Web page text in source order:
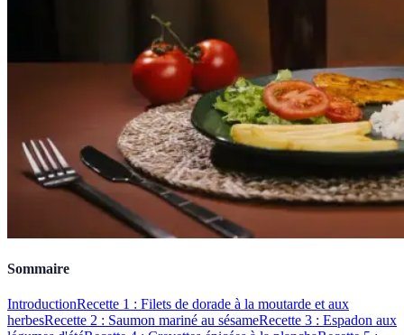
Sommaire
IntroductionRecette 1 : Filets de dorade à la moutarde et aux
herbesRecette 2 : Saumon mariné au sésameRecette 3 : Espadon aux